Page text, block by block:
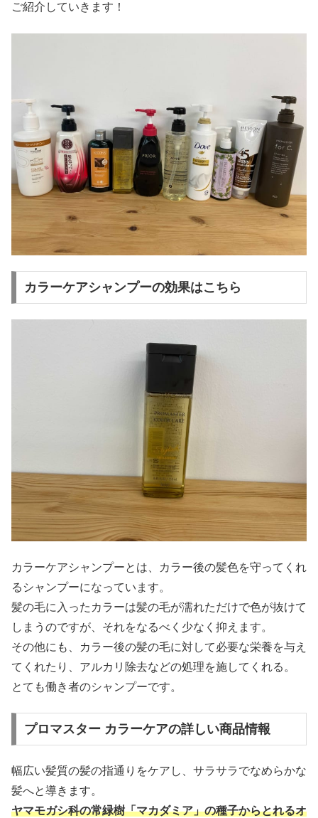
ご紹介していきます！
カラーケアシャンプーの効果はこちら
カラーケアシャンプーとは、カラー後の髪色を守ってくれ
るシャンプーになっています。
髪の毛に入ったカラーは髪の毛が濡れただけで色が抜けて
しまうのですが、それをなるべく少なく抑えます。
その他にも、カラー後の髪の毛に対して必要な栄養を与え
てくれたり、アルカリ除去などの処理を施してくれる。
とても働き者のシャンプーです。
プロマスター カラーケアの詳しい商品情報
幅広い髪質の髪の指通りをケアし、サラサラでなめらかな
髪へと導きます。
ヤマモガシ科の常緑樹「マカダミア」の種子からとれるオ